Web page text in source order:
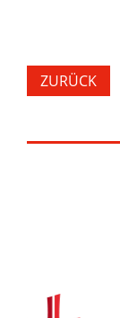
ZURÜCK